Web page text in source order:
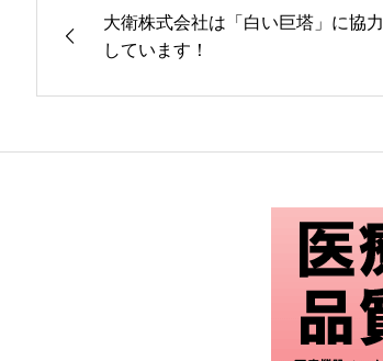
大衛株式会社は「白い巨塔」に協力
しています！